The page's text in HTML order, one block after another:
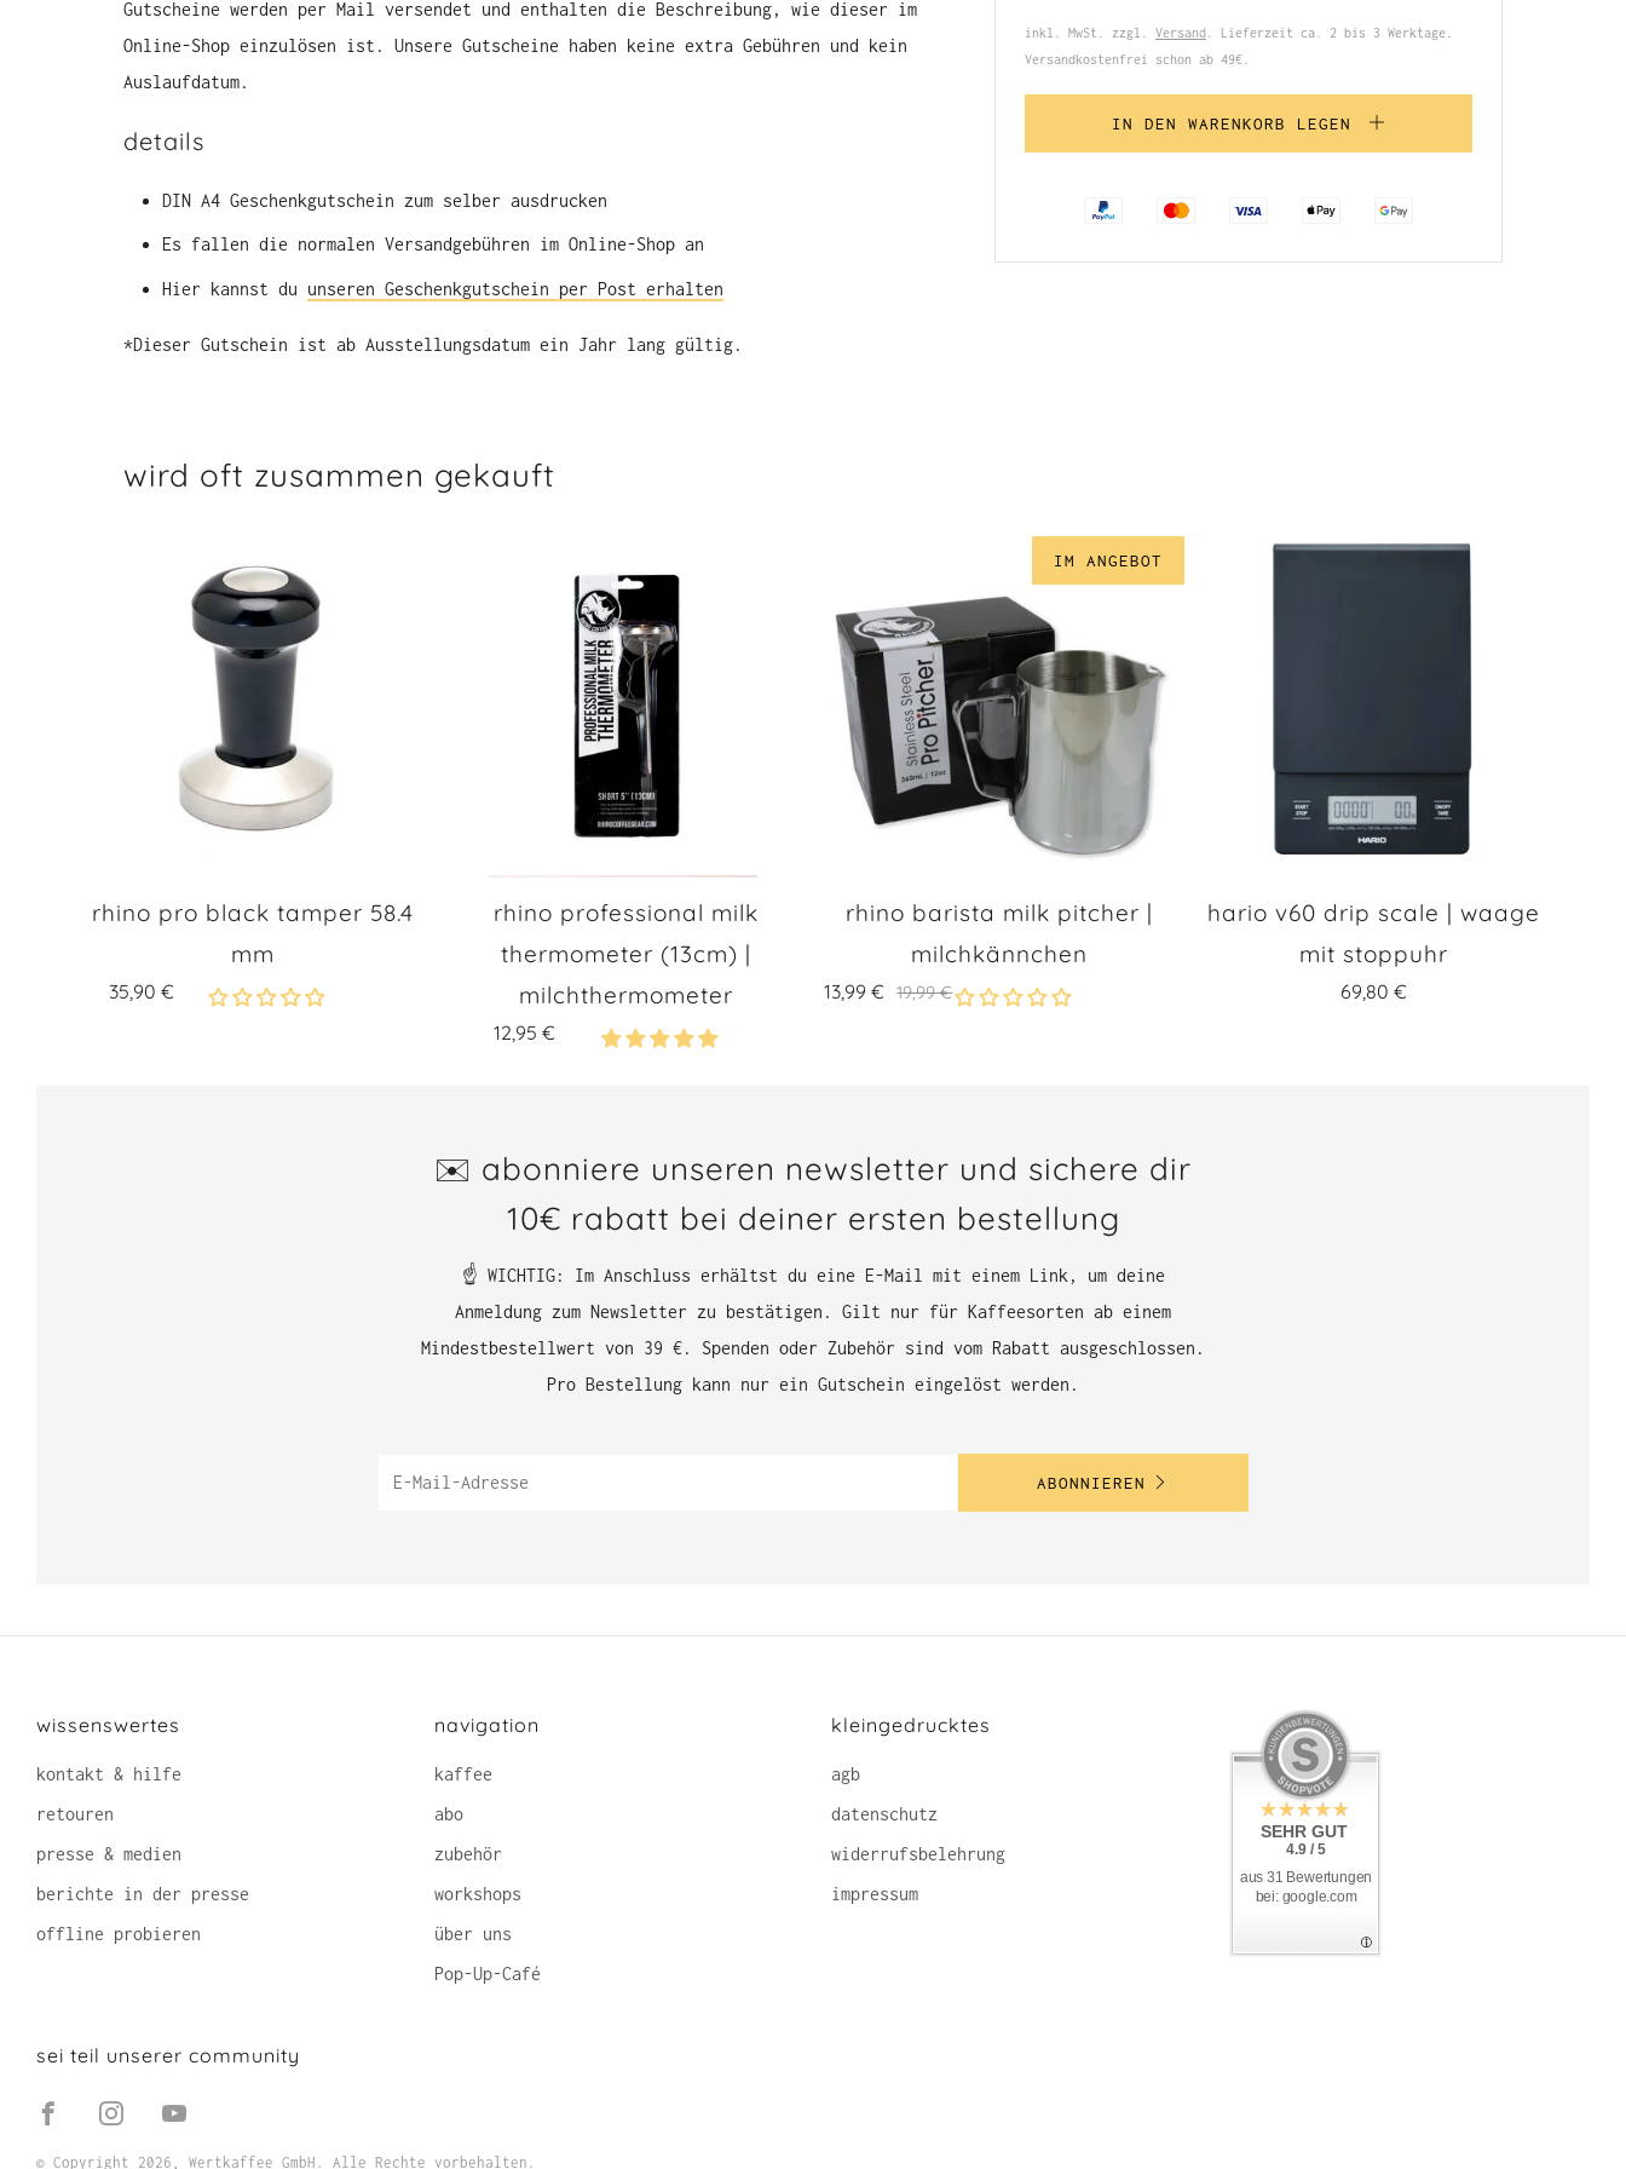
inkl. MwSt. zzgl. Versand . Lieferzeit ca. 2 bis 3 Werktage.
Versandkostenfrei schon ab 49€.
IN DEN WARENKORB LEGEN
Gutscheine werden per Mail versendet und enthalten die Beschreibung, wie dieser im
Online-Shop einzulösen ist. Unsere Gutscheine haben keine extra Gebühren und kein
Auslaufdatum.
details
DIN A4 Geschenkgutschein zum selber ausdrucken
Es fallen die normalen Versandgebühren im Online-Shop an
Hier kannst du unseren Geschenkgutschein per Post erhalten
*Dieser Gutschein ist ab Ausstellungsdatum ein Jahr lang gültig.
wird oft zusammen gekauft
rhino pro black tamper 58.4
mm
35,90 €
rhino professional milk
thermometer (13cm) |
milchthermometer
12,95 €
IM ANGEBOT
rhino barista milk pitcher |
milchkännchen
13,99 € 19,99 €
hario v60 drip scale | waage
mit stoppuhr
69,80 €
✉️ abonniere unseren newsletter und sichere dir
10€ rabatt bei deiner ersten bestellung
☝️ WICHTIG: Im Anschluss erhältst du eine E-Mail mit einem Link, um deine
Anmeldung zum Newsletter zu bestätigen. Gilt nur für Kaffeesorten ab einem
Mindestbestellwert von 39 €. Spenden oder Zubehör sind vom Rabatt ausgeschlossen.
Pro Bestellung kann nur ein Gutschein eingelöst werden.
ABONNIEREN
wissenswertes
kontakt & hilfe
retouren
presse & medien
berichte in der presse
offline probieren
navigation
kaffee
abo
zubehör
workshops
über uns
Pop-Up-Café
kleingedrucktes
agb
datenschutz
widerrufsbelehrung
impressum
SEHR GUT
4.9 / 5
aus 31 Bewertungen
bei: google.com
sei teil unserer community
FacebookInstagram
© Copyright 2026, Wertkaffee GmbH. Alle Rechte vorbehalten.